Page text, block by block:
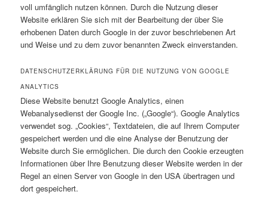
voll umfänglich nutzen können. Durch die Nutzung dieser
Website erklären Sie sich mit der Bearbeitung der über Sie
erhobenen Daten durch Google in der zuvor beschriebenen Art
und Weise und zu dem zuvor benannten Zweck einverstanden.
DATENSCHUTZERKLÄRUNG FÜR DIE NUTZUNG VON GOOGLE
ANALYTICS
Diese Website benutzt Google Analytics, einen
Webanalysedienst der Google Inc. („Google“). Google Analytics
verwendet sog. „Cookies“, Textdateien, die auf Ihrem Computer
gespeichert werden und die eine Analyse der Benutzung der
Website durch Sie ermöglichen. Die durch den Cookie erzeugten
Informationen über Ihre Benutzung dieser Website werden in der
Regel an einen Server von Google in den USA übertragen und
dort gespeichert.